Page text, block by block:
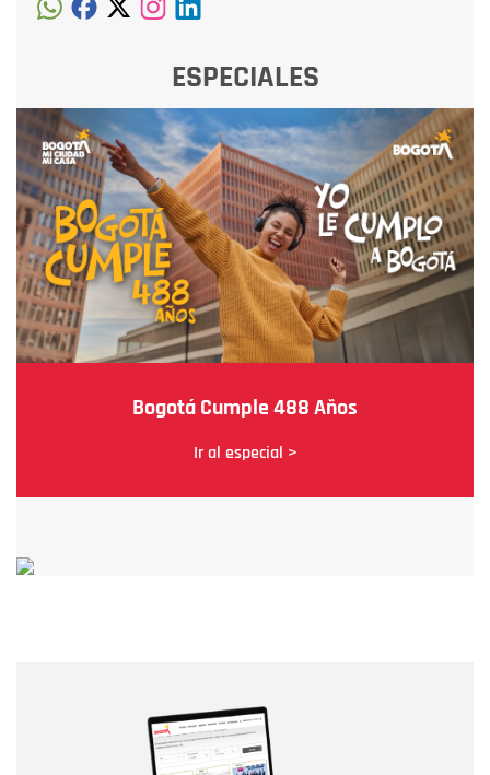
ESPECIALES
Bogotá Cumple 488 Años
Ir al especial >
Correo electrónico